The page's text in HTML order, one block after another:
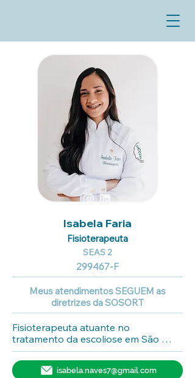
Isabela Faria
Fisioterapeuta
SEAS 2
299467-F
Meus atendimentos SEGUEM as
diretrizes da SOSORT
Fisioterapeuta atuante no
tratamento da escoliose em São
José do Rio Preto-SP.
isabela.naves7@gmail.com